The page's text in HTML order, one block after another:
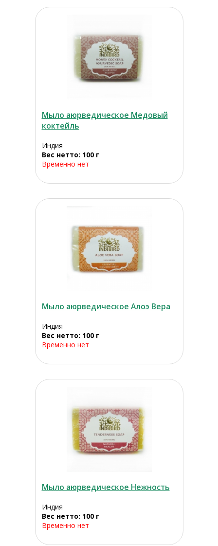
Мыло аюрведическое Медовый
коктейль
Индия
Вес нетто: 100 г
Временно нет
Мыло аюрведическое Алоэ Вера
Индия
Вес нетто: 100 г
Временно нет
Мыло аюрведическое Нежность
Индия
Вес нетто: 100 г
Временно нет